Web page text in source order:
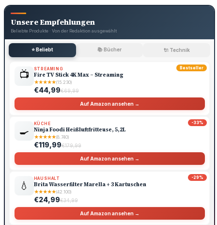
Unsere Empfehlungen
Beliebte Produkte · Von der Redaktion ausgewählt
⭐ Beliebt 📚 Bücher 🔌 Technik
Bestseller
📺 STREAMING
Fire TV Stick 4K Max – Streaming
★★★★★(15.230)
€44,99€69,99
Auf Amazon ansehen →
-33%
🍳
KÜCHE
Ninja Foodi Heißluftfritteuse, 5,2L
★★★★★(8.740)
€119,99€179,99
Auf Amazon ansehen →
-29%
💧
HAUSHALT
Brita Wasserfilter Marella + 3 Kartuschen
★★★★★(42.100)
€24,99€34,99
Auf Amazon ansehen →